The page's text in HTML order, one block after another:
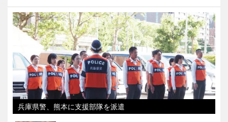
兵庫県警、熊本に支援部隊を派遣